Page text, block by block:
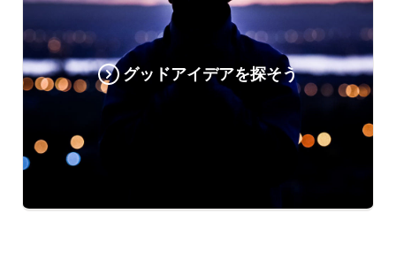
グッドアイデアを探そう